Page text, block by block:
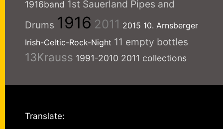
1916band 1st Sauerland Pipes and
Drums 1916 2011 2015 10. Arnsberger
Irish-Celtic-Rock-Night 11 empty bottles
13Krauss 1991-2010 2011 collections
Translate: